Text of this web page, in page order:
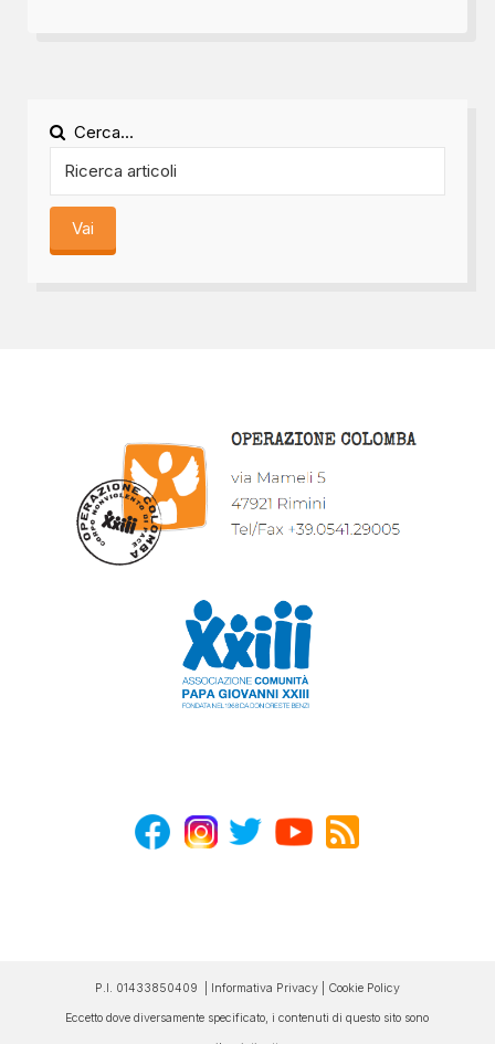
Cerca...
Vai
P.I. 01433850409 | Informativa Privacy| Cookie Policy
Eccetto dove diversamente specificato, i contenuti di questo sito sono